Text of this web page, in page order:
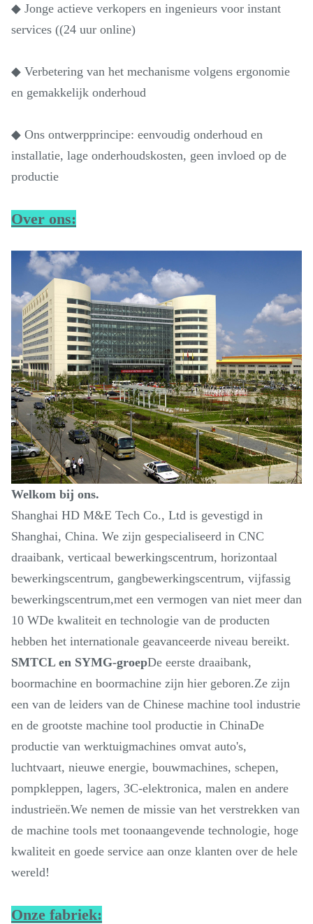
◆ Jonge actieve verkopers en ingenieurs voor instant
services ((24 uur online)
◆ Verbetering van het mechanisme volgens ergonomie
en gemakkelijk onderhoud
◆ Ons ontwerpprincipe: eenvoudig onderhoud en
installatie, lage onderhoudskosten, geen invloed op de
productie
Over ons:
Welkom bij ons.
Shanghai HD M&E Tech Co., Ltd is gevestigd in
Shanghai, China. We zijn gespecialiseerd in CNC
draaibank, verticaal bewerkingscentrum, horizontaal
bewerkingscentrum, gangbewerkingscentrum, vijfassig
bewerkingscentrum,met een vermogen van niet meer dan
10 WDe kwaliteit en technologie van de producten
hebben het internationale geavanceerde niveau bereikt.
SMTCL en SYMG-groepDe eerste draaibank,
boormachine en boormachine zijn hier geboren.Ze zijn
een van de leiders van de Chinese machine tool industrie
en de grootste machine tool productie in ChinaDe
productie van werktuigmachines omvat auto's,
luchtvaart, nieuwe energie, bouwmachines, schepen,
pompkleppen, lagers, 3C-elektronica, malen en andere
industrieën.We nemen de missie van het verstrekken van
de machine tools met toonaangevende technologie, hoge
kwaliteit en goede service aan onze klanten over de hele
wereld!
Onze fabriek: